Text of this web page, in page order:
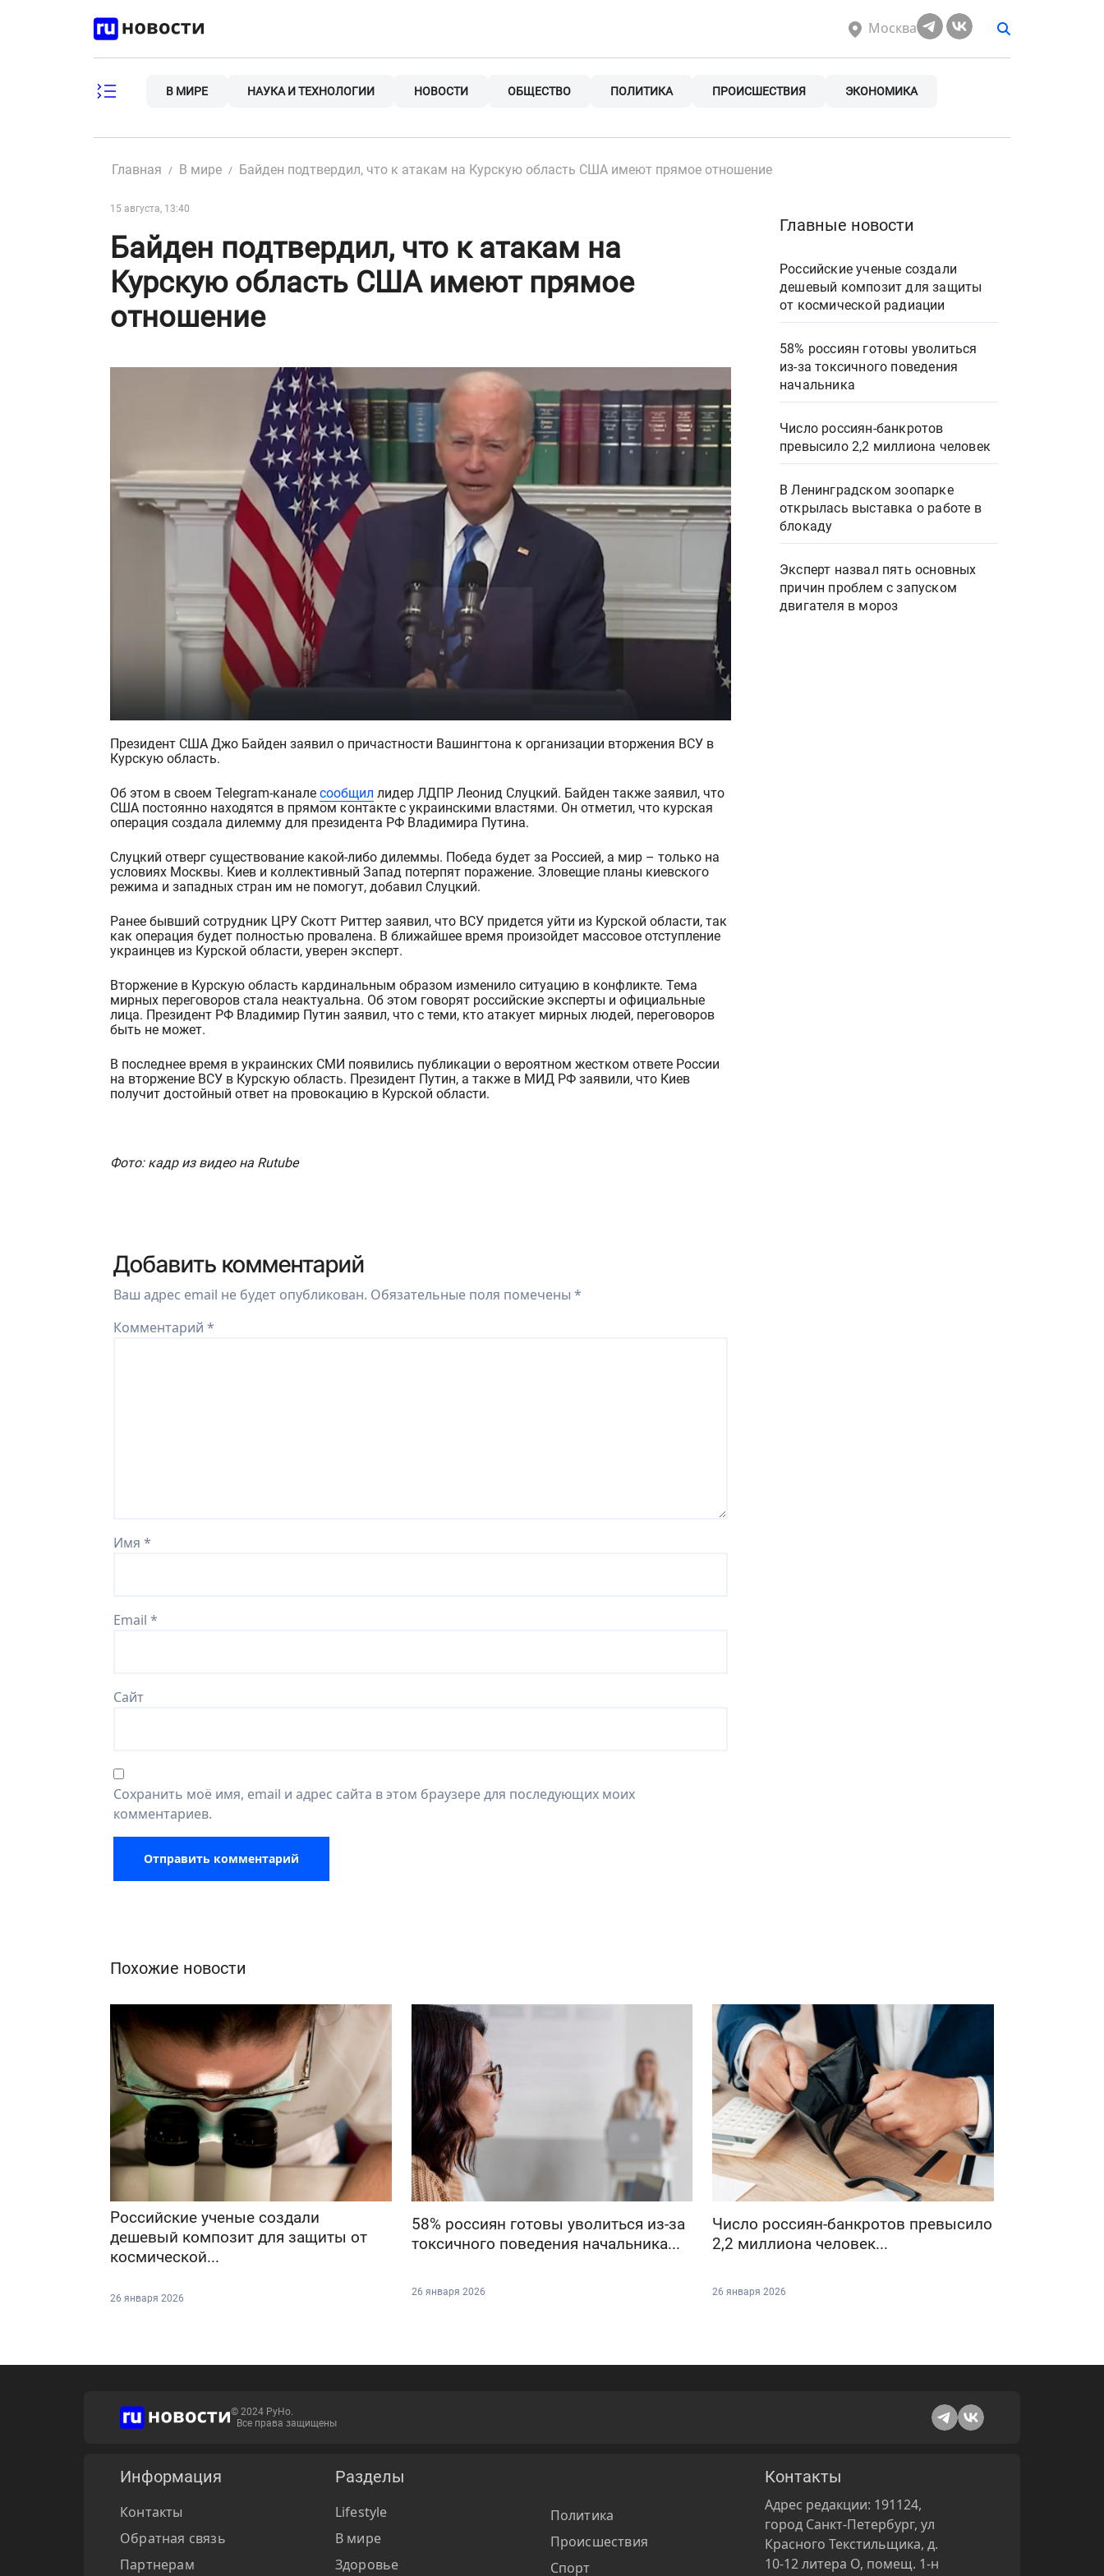
Москва
В МИРЕ НАУКА И ТЕХНОЛОГИИ НОВОСТИ ОБЩЕСТВО ПОЛИТИКА ПРОИСШЕСТВИЯ ЭКОНОМИКА
Главная В мире Байден подтвердил, что к атакам на Курскую область США имеют прямое отношение
15 августа, 13:40
Байден подтвердил, что к атакам на
Курскую область США имеют прямое
отношение
Президент США Джо Байден заявил о причастности Вашингтона к организации вторжения ВСУ в
Курскую область.
Об этом в своем Telegram-канале сообщил лидер ЛДПР Леонид Слуцкий. Байден также заявил, что
США постоянно находятся в прямом контакте с украинскими властями. Он отметил, что курская
операция создала дилемму для президента РФ Владимира Путина.
Слуцкий отверг существование какой-либо дилеммы. Победа будет за Россией, а мир – только на
условиях Москвы. Киев и коллективный Запад потерпят поражение. Зловещие планы киевского
режима и западных стран им не помогут, добавил Слуцкий.
Ранее бывший сотрудник ЦРУ Скотт Риттер заявил, что ВСУ придется уйти из Курской области, так
как операция будет полностью провалена. В ближайшее время произойдет массовое отступление
украинцев из Курской области, уверен эксперт.
Вторжение в Курскую область кардинальным образом изменило ситуацию в конфликте. Тема
мирных переговоров стала неактуальна. Об этом говорят российские эксперты и официальные
лица. Президент РФ Владимир Путин заявил, что с теми, кто атакует мирных людей, переговоров
быть не может.
В последнее время в украинских СМИ появились публикации о вероятном жестком ответе России
на вторжение ВСУ в Курскую область. Президент Путин, а также в МИД РФ заявили, что Киев
получит достойный ответ на провокацию в Курской области.
Фото: кадр из видео на Rutube
Добавить комментарий
Ваш адрес email не будет опубликован. Обязательные поля помечены *
Комментарий *
Имя *
Email *
Сайт
Сохранить моё имя, email и адрес сайта в этом браузере для последующих моих
комментариев.
Главные новости
Российские ученые создали
дешевый композит для защиты
от космической радиации
58% россиян готовы уволиться
из-за токсичного поведения
начальника
Число россиян-банкротов
превысило 2,2 миллиона человек
В Ленинградском зоопарке
открылась выставка о работе в
блокаду
Эксперт назвал пять основных
причин проблем с запуском
двигателя в мороз
Похожие новости
Российские ученые создали
дешевый композит для защиты от
космической...
26 января 2026
58% россиян готовы уволиться из-за
токсичного поведения начальника...
26 января 2026
Число россиян-банкротов превысило
2,2 миллиона человек...
26 января 2026
© 2024 РуНо.
Все права защищены
Информация
Контакты
Обратная связь
Партнерам
Разделы
Lifestyle
В мире
Здоровье
Политика
Происшествия
Спорт
Контакты
Адрес редакции: 191124,
город Санкт-Петербург, ул
Красного Текстильщика, д.
10-12 литера О, помещ. 1-н